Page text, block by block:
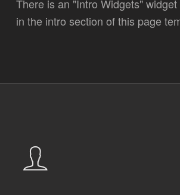
There is an "Intro Widgets"
in the intro section of this page